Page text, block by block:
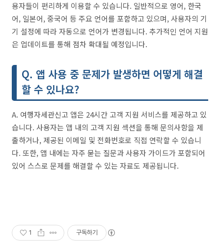
용자들이 편리하게 이용할 수 있습니다. 일반적으로 영어, 한국
어, 일본어, 중국어 등 주요 언어를 포함하고 있으며, 사용자의 기
기 설정에 따라 자동으로 언어가 변경됩니다. 추가적인 언어 지원
은 업데이트를 통해 점차 확대될 예정입니다.
Q. 앱 사용 중 문제가 발생하면 어떻게 해결
할 수 있나요?
A. 여행자세관신고 앱은 24시간 고객 지원 서비스를 제공하고 있
습니다. 사용자는 앱 내의 고객 지원 섹션을 통해 문의사항을 제
출하거나, 제공된 이메일 및 전화번호로 직접 연락할 수 있습니
다. 또한, 앱 내에는 자주 묻는 질문과 사용자 가이드가 포함되어
있어 스스로 문제를 해결할 수 있는 자료도 제공됩니다.
1 구독하기